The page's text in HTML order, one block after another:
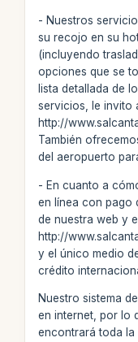
- Nuestros
su recojo en su
(incluyendo
opciones que se
lista detallada de
servicios, le invito
http://
También
del aeropuerto
- En cuanto a
en línea con pago
de nuestra web y
http://
y el único medio
crédito
Nuestro sistema
en internet, por lo
encontrará toda